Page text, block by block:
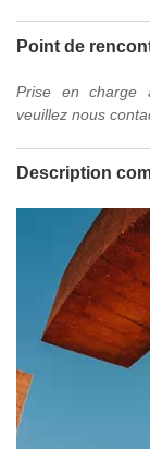
Point de
Prise en charge
veuillez nous
Description